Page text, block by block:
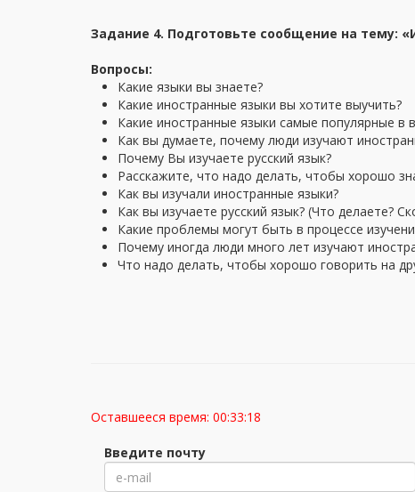
Задание 4. Подготовьте сообщение на тему:
Вопросы:
Какие языки вы знаете?
Какие иностранные языки вы хотите выучить?
Какие иностранные языки самые популярные в
Как вы думаете, почему люди изучают
Почему Вы изучаете русский язык?
Расскажите, что надо делать, чтобы хорошо
Как вы изучали иностранные языки?
Как вы изучаете русский язык? (Что делаете?
Какие проблемы могут быть в процессе
Почему иногда люди много лет изучают
Что надо делать, чтобы хорошо говорить на
Оставшееся время: 00:33:17
Введите почту